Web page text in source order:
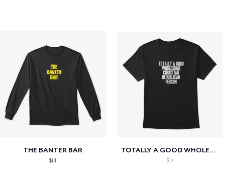
THE BANTER BAR
$14
TOTALLY A GOOD WHOLESOME CHRISTIAN...
$17